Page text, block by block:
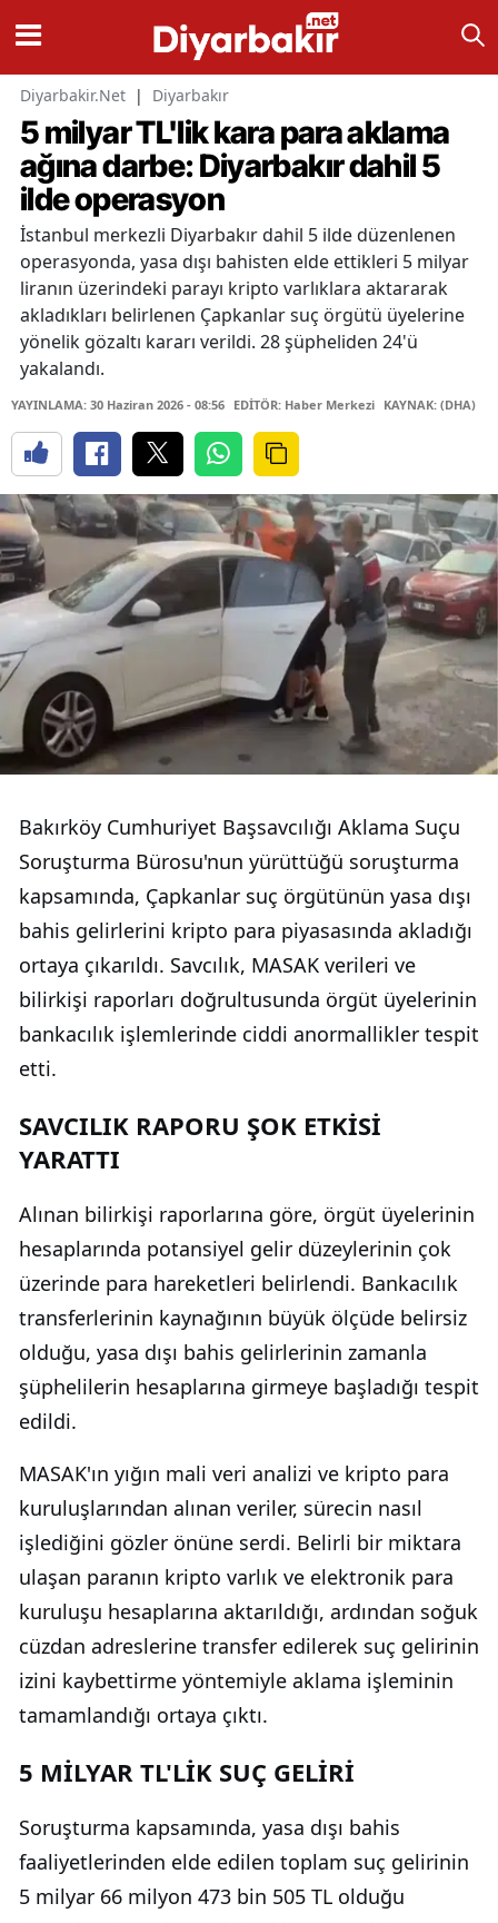
Diyarbakir.Net | Diyarbakır
5 milyar TL'lik kara para aklama
ağına darbe: Diyarbakır dahil 5
ilde operasyon
İstanbul merkezli Diyarbakır dahil 5 ilde düzenlenen
operasyonda, yasa dışı bahisten elde ettikleri 5 milyar
liranın üzerindeki parayı kripto varlıklara aktararak
akladıkları belirlenen Çapkanlar suç örgütü üyelerine
yönelik gözaltı kararı verildi. 28 şüpheliden 24'ü
yakalandı.
YAYINLAMA: 30 Haziran 2026 - 08:56 EDİTÖR: Haber Merkezi KAYNAK: (DHA)
Bakırköy Cumhuriyet Başsavcılığı Aklama Suçu
Soruşturma Bürosu'nun yürüttüğü soruşturma
kapsamında, Çapkanlar suç örgütünün yasa dışı
bahis gelirlerini kripto para piyasasında akladığı
ortaya çıkarıldı. Savcılık, MASAK verileri ve
bilirkişi raporları doğrultusunda örgüt üyelerinin
bankacılık işlemlerinde ciddi anormallikler tespit
etti.
SAVCILIK RAPORU ŞOK ETKİSİ
YARATTI
Alınan bilirkişi raporlarına göre, örgüt üyelerinin
hesaplarında potansiyel gelir düzeylerinin çok
üzerinde para hareketleri belirlendi. Bankacılık
transferlerinin kaynağının büyük ölçüde belirsiz
olduğu, yasa dışı bahis gelirlerinin zamanla
şüphelilerin hesaplarına girmeye başladığı tespit
edildi.
MASAK'ın yığın mali veri analizi ve kripto para
kuruluşlarından alınan veriler, sürecin nasıl
işlediğini gözler önüne serdi. Belirli bir miktara
ulaşan paranın kripto varlık ve elektronik para
kuruluşu hesaplarına aktarıldığı, ardından soğuk
cüzdan adreslerine transfer edilerek suç gelirinin
izini kaybettirme yöntemiyle aklama işleminin
tamamlandığı ortaya çıktı.
5 MİLYAR TL'LİK SUÇ GELİRİ
Soruşturma kapsamında, yasa dışı bahis
faaliyetlerinden elde edilen toplam suç gelirinin
5 milyar 66 milyon 473 bin 505 TL olduğu